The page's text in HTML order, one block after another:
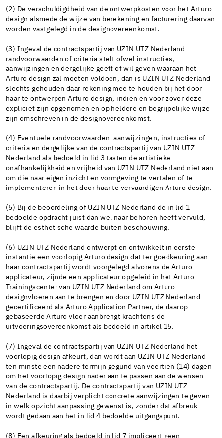
(2) De verschuldigdheid van de ontwerpkosten voor het Arturo
design alsmede de wijze van berekening en facturering daarvan
worden vastgelegd in de designovereenkomst.
(3) Ingeval de contractspartij van UZIN UTZ Nederland
randvoorwaarden of criteria stelt ofwel instructies,
aanwijzingen en dergelijke geeft of wil geven waaraan het
Arturo design zal moeten voldoen, dan is UZIN UTZ Nederland
slechts gehouden daar rekening mee te houden bij het door
haar te ontwerpen Arturo design, indien en voor zover deze
expliciet zijn opgenomen en op heldere en begrijpelijke wijze
zijn omschreven in de designovereenkomst.
(4) Eventuele randvoorwaarden, aanwijzingen, instructies of
criteria en dergelijke van de contractspartij van UZIN UTZ
Nederland als bedoeld in lid 3 tasten de artistieke
onafhankelijkheid en vrijheid van UZIN UTZ Nederland niet aan
om die naar eigen inzicht en vormgeving te vertalen of te
implementeren in het door haar te vervaardigen Arturo design.
(5) Bij de beoordeling of UZIN UTZ Nederland de in lid 1
bedoelde opdracht juist dan wel naar behoren heeft vervuld,
blijft de esthetische waarde buiten beschouwing.
(6) UZIN UTZ Nederland ontwerpt en ontwikkelt in eerste
instantie een voorlopig Arturo design dat ter goedkeuring aan
haar contractspartij wordt voorgelegd alvorens de Arturo
applicateur, zijnde een applicateur opgeleid in het Arturo
Trainingscenter van UZIN UTZ Nederland om Arturo
designvloeren aan te brengen en door UZIN UTZ Nederland
gecertificeerd als Arturo Application Partner, de daarop
gebaseerde Arturo vloer aanbrengt krachtens de
uitvoeringsovereenkomst als bedoeld in artikel 15.
(7) Ingeval de contractspartij van UZIN UTZ Nederland het
voorlopig design afkeurt, dan wordt aan UZIN UTZ Nederland
ten minste een nadere termijn gegund van veertien (14) dagen
om het voorlopig design nader aan te passen aan de wensen
van de contractspartij. De contractspartij van UZIN UTZ
Nederland is daarbij verplicht concrete aanwijzingen te geven
in welk opzicht aanpassing gewenst is, zonder dat afbreuk
wordt gedaan aan het in lid 4 bedoelde uitgangspunt.
(8) Een afkeuring als bedoeld in lid 7 impliceert geen